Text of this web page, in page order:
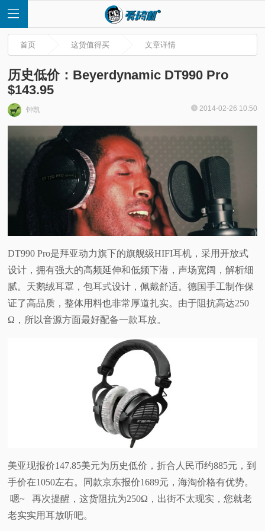
首
页
测
视
专
首页 这货值得买 文章详情
历史低价：Beyerdynamic DT990 Pro
$143.95
钟凯 2014-02-26 10:50
DT990 Pro是拜亚动力旗下的旗舰级HIFI耳机，采用开放式
设计，拥有强大的高频延伸和低频下潜，声场宽阔，解析细
腻。天鹅绒耳罩，包耳式设计，佩戴舒适。德国手工制作保
证了高品质，整体用料也非常厚道扎实。由于阻抗高达250
Ω，所以音源方面最好配备一款耳放。
美亚现报价147.85美元为历史低价，折合人民币约885元，到
手价在1050左右。同款京东报价1689元，海淘价格有优势。
嗯~ 再次提醒，这货阻抗为250Ω，出街不太现实，您就老
老实实用耳放听吧。